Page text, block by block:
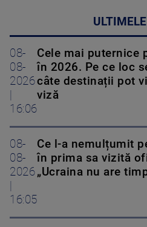
08-
08-
2026
|
16:06
Cele mai puternice
în 2026. Pe ce loc
câte destinații pot
viză
08-
08-
2026
|
16:05
Ce l-a nemulțumit
în prima sa vizită
„Ucraina nu are